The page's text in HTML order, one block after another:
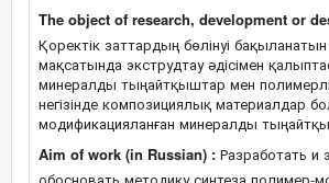
The object of research, development or
Қоректік заттардың бөлінуі бақыланатын
мақсатында экструдтау әдісімен
минералды тыңайтқыштар мен
негізінде композициялық материалдар
модификацияланған минералды
Aim of work (in Russian) : Разработать и